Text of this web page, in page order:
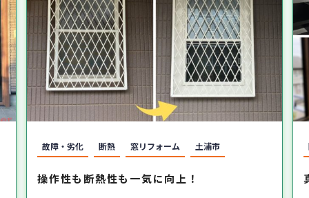
故障・劣化 断熱 窓リフォーム 土浦市
操作性も断熱性も一気に向上！